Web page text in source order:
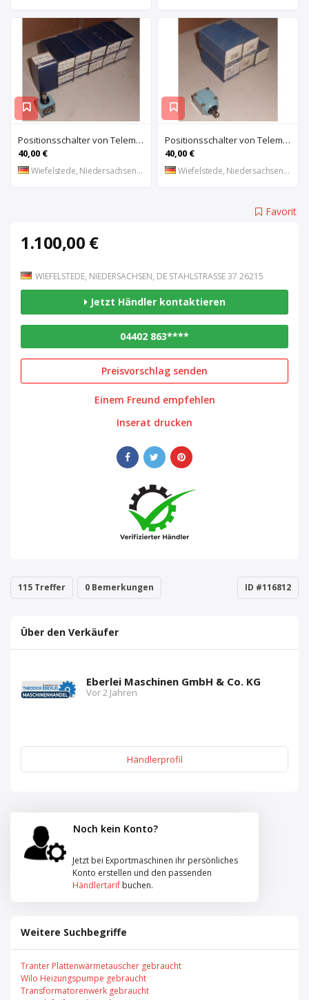
Positionsschalter von Telemecanique – ZC2-JE01
40,00 €
Wiefelstede, Niedersachsen, DE
Positionsschalter von Telemecanique – ZC2-JE65
40,00 €
Wiefelstede, Niedersachsen, DE
Favorit
1.100,00 €
WIEFELSTEDE, NIEDERSACHSEN, DE STAHLSTRASSE 37 26215
Jetzt Händler kontaktieren
04402 863****
Preisvorschlag senden
Einem Freund empfehlen
Inserat drucken
115 Treffer 0 Bemerkungen ID #116812
Über den Verkäufer
Eberlei Maschinen GmbH & Co. KG
Vor 2 Jahren
Händlerprofil
Noch kein Konto?
Jetzt bei Exportmaschinen ihr persönliches
Konto erstellen und den passenden
Händlertarif buchen.
Weitere Suchbegriffe
Tranter Plattenwärmetauscher gebraucht
Wilo Heizungspumpe gebraucht
Transformatorenwerk gebraucht